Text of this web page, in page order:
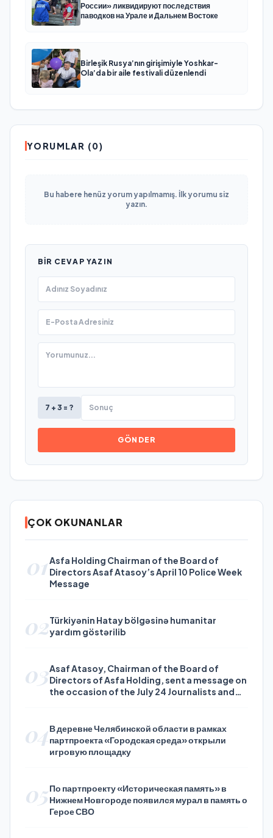
России» ликвидируют последствия
паводков на Урале и Дальнем Востоке
Birleşik Rusya’nın girişimiyle Yoshkar-
Ola’da bir aile festivali düzenlendi
YORUMLAR (0)
Bu habere henüz yorum yapılmamış. İlk yorumu siz
yazın.
BIR CEVAP YAZIN
7 + 3 = ?
GÖNDER
ÇOK OKUNANLAR
01Asfa Holding Chairman of the Board of
Directors Asaf Atasoy’s April 10 Police Week
Message
02Türkiyənin Hatay bölgəsinə humanitar
yardım göstərilib
03Asaf Atasoy, Chairman of the Board of
Directors of Asfa Holding, sent a message on
the occasion of the July 24 Journalists and
04В деревне Челябинской области в рамках
партпроекта «Городская среда» открыли
игровую площадку
05По партпроекту «Историческая память» в
Нижнем Новгороде появился мурал в память о
Герое СВО